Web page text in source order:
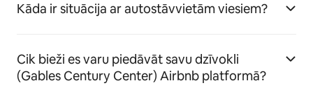
Kāda ir situācija ar autostāvvietām viesiem?
Cik bieži es varu piedāvāt savu dzīvokli
(Gables Century Center) Airbnb platformā?